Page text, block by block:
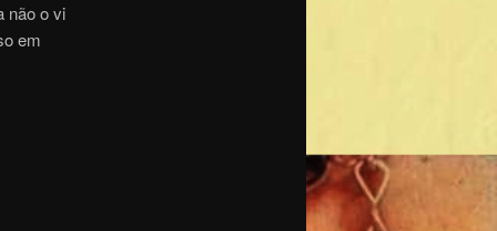
não o vi
em